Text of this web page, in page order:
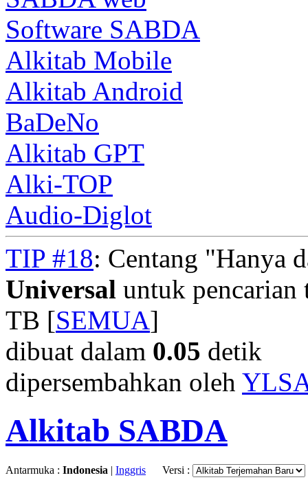
Software SABDA
Alkitab Mobile
Alkitab Android
BaDeNo
Alkitab GPT
Alki-TOP
Audio-Diglot
TIP #18: Centang "Hanya
Universal untuk pencarian
TB [SEMUA]
dibuat dalam 0.05 detik
dipersembahkan oleh
Alkitab SABDA
Antarmuka : Indonesia | Inggris Versi :